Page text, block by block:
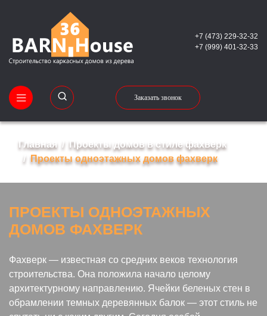
+7 (473) 229-32-32
+7 (999) 401-32-33
Заказать звонок
Главная
Проекты домов в стиле фахверк
Проекты одноэтажных домов фахверк
ПРОЕКТЫ ОДНОЭТАЖНЫХ
ДОМОВ ФАХВЕРК
Фахверк — известная со средних веков технология
строительства. Она положила начало целому
архитектурному направлению. Ячейки беленых стен в
обрамлении темных деревянных балок — этот стиль не